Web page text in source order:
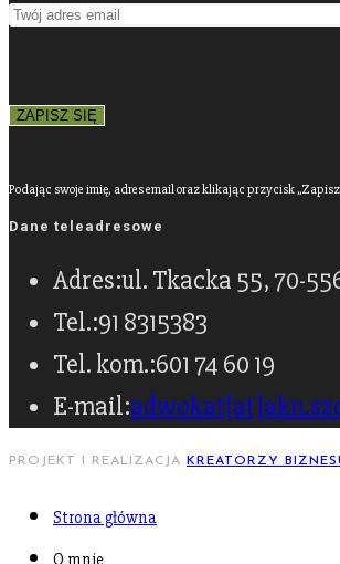
Podając swoje imię, adres email oraz klikając przycisk
Dane teleadresowe
Adres:ul. Tkacka 55, 70-
Tel.:91 8315383
Tel. kom.:601 74 60 19
E-mail:
PROJEKT I REALIZACJA KREATORZY
Strona główna
O mnie